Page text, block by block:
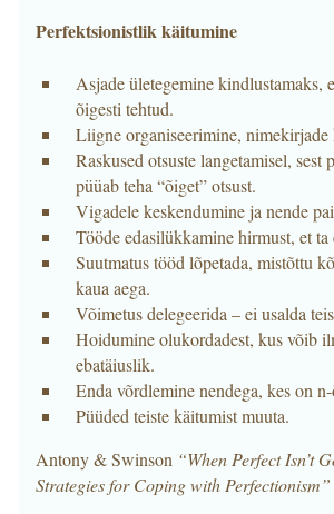
Perfektsionistlik käitumine
Asjade ületegemine kindlustamaks,
õigesti tehtud.
Liigne organiseerimine, nimekirjade
Raskused otsuste langetamisel, sest
püüab teha “õiget” otsust.
Vigadele keskendumine ja nende
Tööde edasilükkamine hirmust, et ta
Suutmatus tööd lõpetada, mistõttu
kaua aega.
Võimetus delegeerida – ei usalda
Hoidumine olukordadest, kus võib
ebatäiuslik.
Enda võrdlemine nendega, kes on
Püüded teiste käitumist muuta.
Antony & Swinson “When Perfect Isn’t
Strategies for Coping with Perfectionism”